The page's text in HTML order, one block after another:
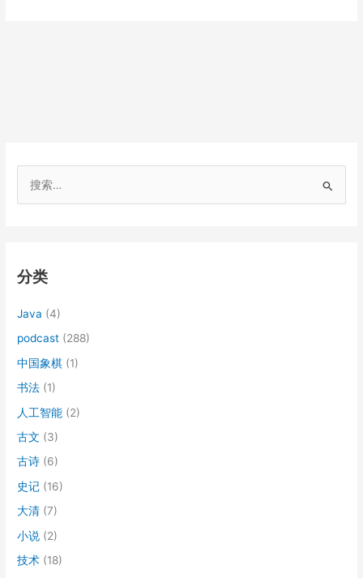
分类
Java (4)
podcast (288)
中国象棋 (1)
书法 (1)
人工智能 (2)
古文 (3)
古诗 (6)
史记 (16)
大清 (7)
小说 (2)
技术 (18)